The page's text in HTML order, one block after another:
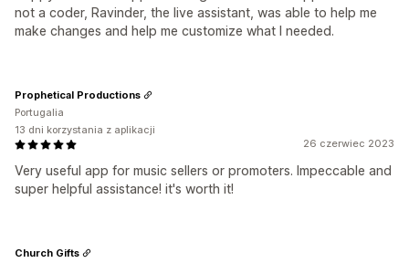
not a coder, Ravinder, the live assistant, was able to help me
make changes and help me customize what I needed.
26 czerwiec 2023
Very useful app for music sellers or promoters. Impeccable and
super helpful assistance! it's worth it!
Prophetical Productions
Portugalia
13 dni korzystania z aplikacji
Church Gifts